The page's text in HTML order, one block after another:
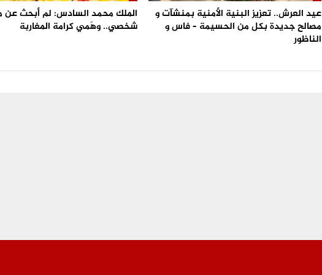
عيد العرش.. تعزيز البنية الأمنية بمنشآت و
مصالح جديدة بكل من الحسيمة – فاس و
الناظور
الملك محمد السادس: لم أبحث عن
شخصي.. وهَمي كرامة المغاربة